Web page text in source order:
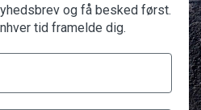
INFORMATION
Om Another Classic
og få besked først.
tid framelde dig.